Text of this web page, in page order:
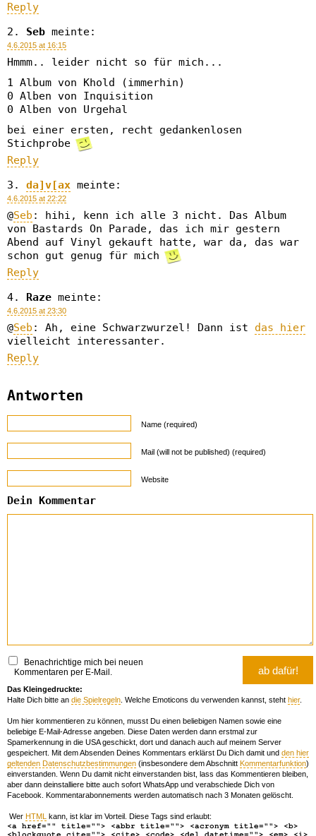
Reply
Seb meinte:
4.6.2015 at 16:15
Hmmm.. leider nicht so für mich...
1 Album von Khold (immerhin)
0 Alben von Inquisition
0 Alben von Urgehal
bei einer ersten, recht gedankenlosen
Stichprobe
Reply
da]v[ax meinte:
4.6.2015 at 22:22
@Seb : hihi, kenn ich alle 3 nicht. Das Album
von Bastards On Parade, das ich mir gestern
Abend auf Vinyl gekauft hatte, war da, das war
schon gut genug für mich
Reply
Raze meinte:
4.6.2015 at 23:30
@Seb : Ah, eine Schwarzwurzel! Dann ist das hier
vielleicht interessanter.
Reply
Antworten
Name (required)
Mail (will not be published) (required)
Website
Dein Kommentar
Benachrichtige mich bei neuen
Kommentaren per E-Mail.
Das Kleingedruckte:
Halte Dich bitte an die Spielregeln . Welche Emoticons du verwenden kannst, steht hier.
Um hier kommentieren zu können, musst Du einen beliebigen Namen sowie eine
beliebige E-Mail-Adresse angeben. Diese Daten werden dann erstmal zur
Spamerkennung in die USA geschickt, dort und danach auch auf meinem Server
gespeichert. Mit dem Absenden Deines Kommentars erklärst Du Dich damit und den hier
geltenden Datenschutzbestimmungen (insbesondere dem Abschnitt Kommentarfunktion)
einverstanden. Wenn Du damit nicht einverstanden bist, lass das Kommentieren bleiben,
aber dann deinstalliere bitte auch sofort WhatsApp und verabschiede Dich von
Facebook. Kommentarabonnements werden automatisch nach 3 Monaten gelöscht.
Wer HTML kann, ist klar im Vorteil. Diese Tags sind erlaubt:
<a href="" title=""> <abbr title=""> <acronym title=""> <b>
<blockquote cite=""> <cite> <code> <del datetime=""> <em> <i>